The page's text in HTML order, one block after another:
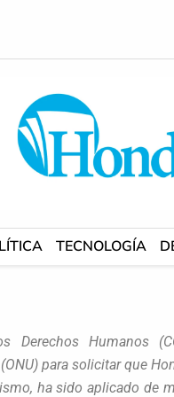
TECNOLOGÍA
Derechos Humanos
para solicitar que
ha sido aplicado de